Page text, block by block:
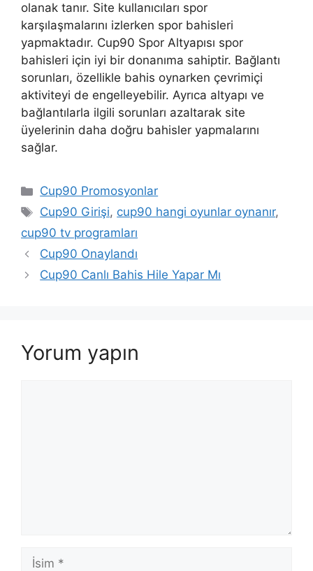
olanak tanır. Site kullanıcıları spor
karşılaşmalarını izlerken spor bahisleri
yapmaktadır. Cup90 Spor Altyapısı spor
bahisleri için iyi bir donanıma sahiptir. Bağlantı
sorunları, özellikle bahis oynarken çevrimiçi
aktiviteyi de engelleyebilir. Ayrıca altyapı ve
bağlantılarla ilgili sorunları azaltarak site
üyelerinin daha doğru bahisler yapmalarını
sağlar.
Kategoriler
Cup90 Promosyonlar
Etiketler
Cup90 Girişi, cup90 hangi oyunlar oynanır,
cup90 tv programları
Cup90 Onaylandı
Cup90 Canlı Bahis Hile Yapar Mı
Yorum yapın
İsim